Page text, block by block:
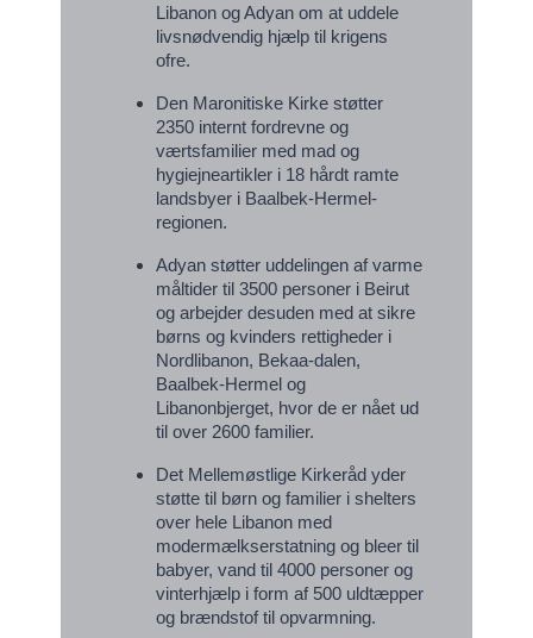
Libanon og Adyan om at uddele
livsnødvendig hjælp til krigens
ofre.
Den Maronitiske Kirke støtter
2350 internt fordrevne og
værtsfamilier med mad og
hygiejneartikler i 18 hårdt ramte
landsbyer i Baalbek-Hermel-
regionen.
Adyan støtter uddelingen af varme
måltider til 3500 personer i Beirut
og arbejder desuden med at sikre
børns og kvinders rettigheder i
Nordlibanon, Bekaa-dalen,
Baalbek-Hermel og
Libanonbjerget, hvor de er nået ud
til over 2600 familier.
Det Mellemøstlige Kirkeråd yder
støtte til børn og familier i shelters
over hele Libanon med
modermælkserstatning og bleer til
babyer, vand til 4000 personer og
vinterhjælp i form af 500 uldtæpper
og brændstof til opvarmning.